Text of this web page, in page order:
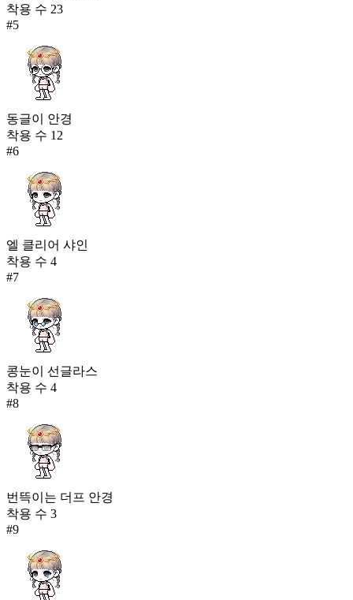
착용 수 23
#5
동글이 안경
착용 수 12
#6
엘 클리어 샤인
착용 수 4
#7
콩눈이 선글라스
착용 수 4
#8
번뜩이는 더프 안경
착용 수 3
#9